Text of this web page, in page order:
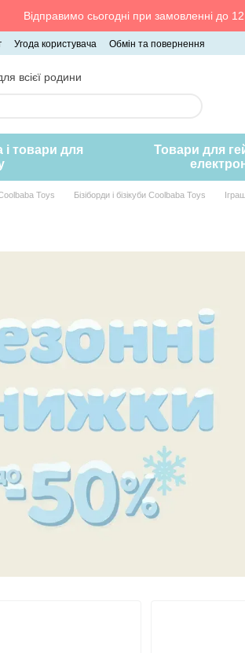
Відправимо сьогодні при замовленні до
Угода користувача Обмін та повернення
всієї родини
і товари для
Товари для
Toys Бізіборди і бізікуби Coolbaba Toys